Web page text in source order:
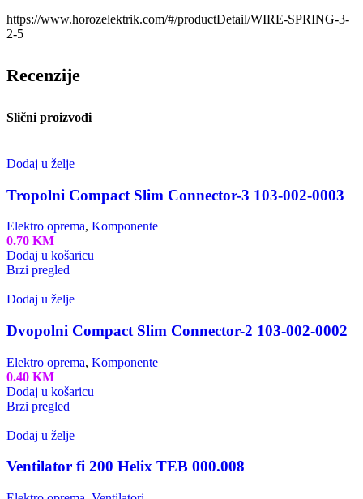
https://www.horozelektrik.com/#/productDetail/WIRE-SPRING-3-
2-5
Recenzije
Slični proizvodi
Dodaj u želje
Tropolni Compact Slim Connector-3 103-002-0003
Elektro oprema, Komponente
0.70 KM
Dodaj u košaricu
Brzi pregled
Dodaj u želje
Dvopolni Compact Slim Connector-2 103-002-0002
Elektro oprema, Komponente
0.40 KM
Dodaj u košaricu
Brzi pregled
Dodaj u želje
Ventilator fi 200 Helix TEB 000.008